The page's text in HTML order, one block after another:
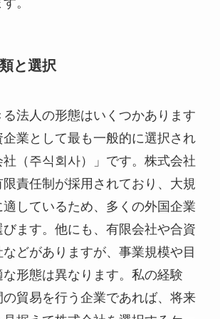
と選択
法人の形態はいくつかあります
業として最も一般的に選択され
（주식회사）」です。株式会社
責任制が採用されており、大規
しているため、多くの外国企業
ます。他にも、有限会社や合資
どがありますが、事業規模や目
形態は異なります。私の経験
の貿易を行う企業であれば、将来